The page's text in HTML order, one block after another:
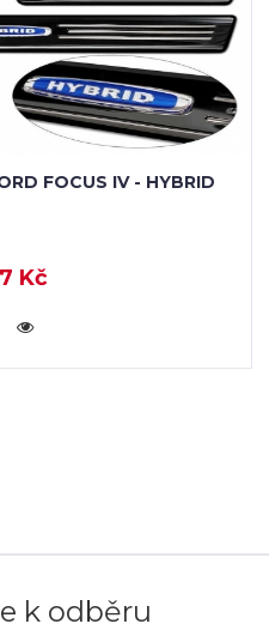
FOCUS IV - HYBRID
Kč
KOŠÍKU
k odběru